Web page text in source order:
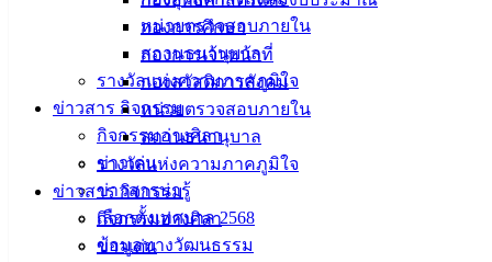
หน่วยตรวจสอบภายใน
สถานธนานุบาล
รางวัลแห่งความภาคภูมิใจ
ข่าวสาร กิจกรรม
กิจกรรมอ่างศิลา
ข่าวเด่น
ข่าวสารน่ารู้
เลือกตั้งเทศบาล 2568
ข้อมูลทางวัฒนธรรม
กองการศึกษา
กองการเจ้าหน้าที่
กองสวัสดิการสังคม
หน่วยตรวจสอบภายใน
สถานธนานุบาล
รางวัลแห่งความภาคภูมิใจ
ข่าวสาร กิจกรรม
กิจกรรมอ่างศิลา
ข่าวเด่น
อ.เมือง จ.ชลบุรี
ติดต่อ :038-
142-100-104
บริการ
ประชาชน